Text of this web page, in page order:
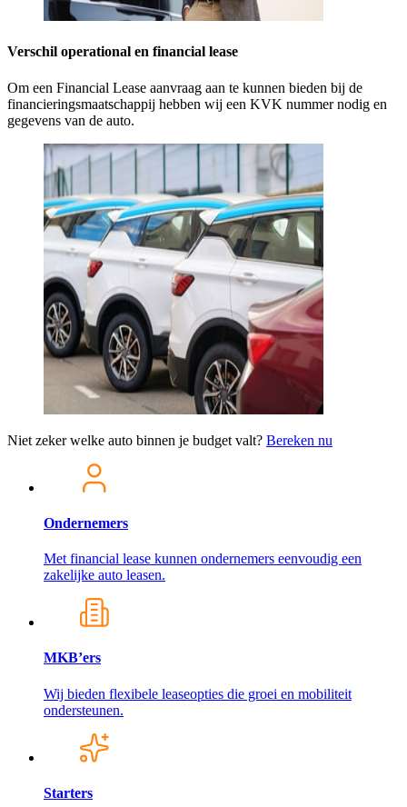
Verschil operational en financial lease
Om een Financial Lease aanvraag aan te kunnen bieden bij de
financieringsmaatschappij hebben wij een KVK nummer nodig en
gegevens van de auto.
Niet zeker welke auto binnen je budget valt? Bereken nu
Ondernemers
Met financial lease kunnen ondernemers eenvoudig een
zakelijke auto leasen.
MKB’ers
Wij bieden flexibele leaseopties die groei en mobiliteit
ondersteunen.
Starters